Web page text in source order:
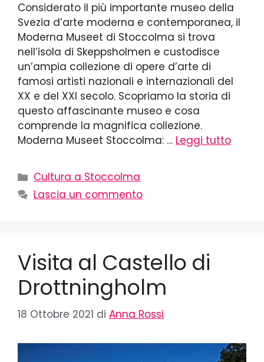
Considerato il più importante museo della
Svezia d’arte moderna e contemporanea, il
Moderna Museet di Stoccolma si trova
nell’isola di Skeppsholmen e custodisce
un’ampia collezione di opere d’arte di
famosi artisti nazionali e internazionali del
XX e del XXI secolo. Scopriamo la storia di
questo affascinante museo e cosa
comprende la magnifica collezione.
Moderna Museet Stoccolma: … Leggi tutto
Cultura a Stoccolma
Lascia un commento
Visita al Castello di
Drottningholm
18 Ottobre 2021 di Anna Rossi